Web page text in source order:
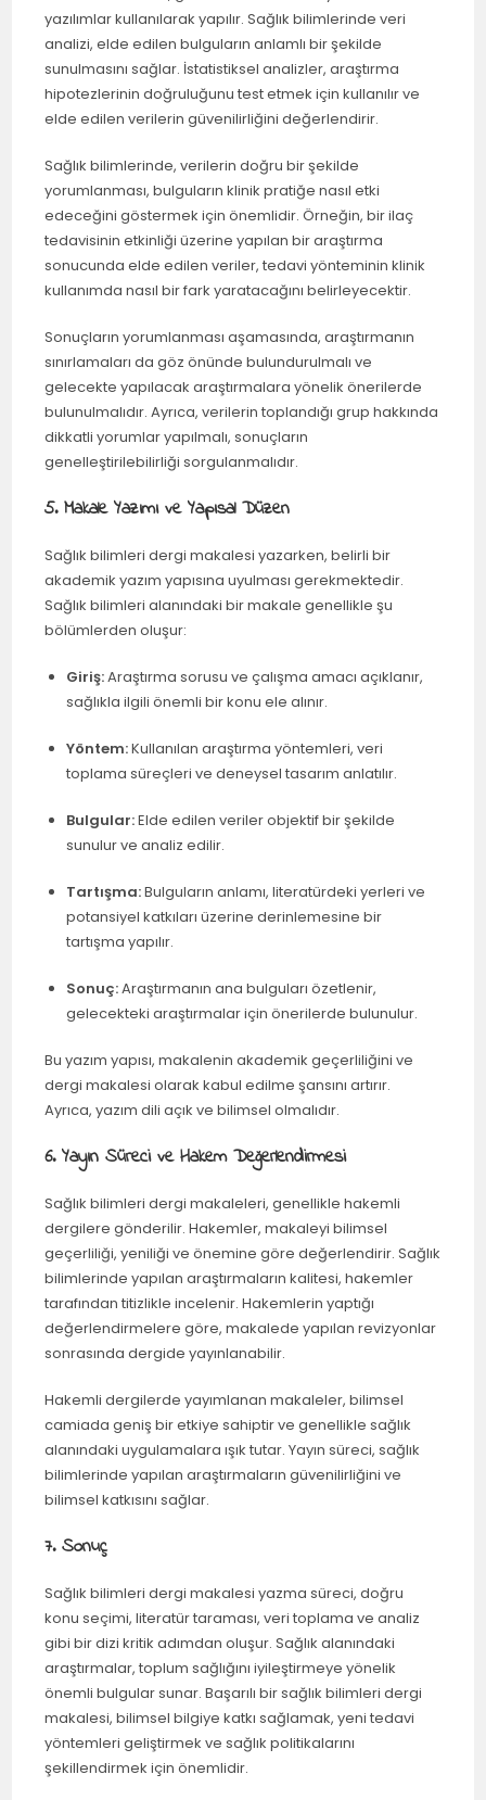
yazılımlar kullanılarak yapılır. Sağlık bilimlerinde veri
analizi, elde edilen bulguların anlamlı bir şekilde
sunulmasını sağlar. İstatistiksel analizler, araştırma
hipotezlerinin doğruluğunu test etmek için kullanılır ve
elde edilen verilerin güvenilirliğini değerlendirir.
Sağlık bilimlerinde, verilerin doğru bir şekilde
yorumlanması, bulguların klinik pratiğe nasıl etki
edeceğini göstermek için önemlidir. Örneğin, bir ilaç
tedavisinin etkinliği üzerine yapılan bir araştırma
sonucunda elde edilen veriler, tedavi yönteminin klinik
kullanımda nasıl bir fark yaratacağını belirleyecektir.
Sonuçların yorumlanması aşamasında, araştırmanın
sınırlamaları da göz önünde bulundurulmalı ve
gelecekte yapılacak araştırmalara yönelik önerilerde
bulunulmalıdır. Ayrıca, verilerin toplandığı grup hakkında
dikkatli yorumlar yapılmalı, sonuçların
genelleştirilebilirliği sorgulanmalıdır.
5. Makale Yazımı ve Yapısal Düzen
Sağlık bilimleri dergi makalesi yazarken, belirli bir
akademik yazım yapısına uyulması gerekmektedir.
Sağlık bilimleri alanındaki bir makale genellikle şu
bölümlerden oluşur:
Giriş:Araştırma sorusu ve çalışma amacı açıklanır,
sağlıkla ilgili önemli bir konu ele alınır.
Yöntem:Kullanılan araştırma yöntemleri, veri
toplama süreçleri ve deneysel tasarım anlatılır.
Bulgular:Elde edilen veriler objektif bir şekilde
sunulur ve analiz edilir.
Tartışma:Bulguların anlamı, literatürdeki yerleri ve
potansiyel katkıları üzerine derinlemesine bir
tartışma yapılır.
Sonuç:Araştırmanın ana bulguları özetlenir,
gelecekteki araştırmalar için önerilerde bulunulur.
Bu yazım yapısı, makalenin akademik geçerliliğini ve
dergi makalesi olarak kabul edilme şansını artırır.
Ayrıca, yazım dili açık ve bilimsel olmalıdır.
6. Yayın Süreci ve Hakem Değerlendirmesi
Sağlık bilimleri dergi makaleleri, genellikle hakemli
dergilere gönderilir. Hakemler, makaleyi bilimsel
geçerliliği, yeniliği ve önemine göre değerlendirir. Sağlık
bilimlerinde yapılan araştırmaların kalitesi, hakemler
tarafından titizlikle incelenir. Hakemlerin yaptığı
değerlendirmelere göre, makalede yapılan revizyonlar
sonrasında dergide yayınlanabilir.
Hakemli dergilerde yayımlanan makaleler, bilimsel
camiada geniş bir etkiye sahiptir ve genellikle sağlık
alanındaki uygulamalara ışık tutar. Yayın süreci, sağlık
bilimlerinde yapılan araştırmaların güvenilirliğini ve
bilimsel katkısını sağlar.
7. Sonuç
Sağlık bilimleri dergi makalesi yazma süreci, doğru
konu seçimi, literatür taraması, veri toplama ve analiz
gibi bir dizi kritik adımdan oluşur. Sağlık alanındaki
araştırmalar, toplum sağlığını iyileştirmeye yönelik
önemli bulgular sunar. Başarılı bir sağlık bilimleri dergi
makalesi, bilimsel bilgiye katkı sağlamak, yeni tedavi
yöntemleri geliştirmek ve sağlık politikalarını
şekillendirmek için önemlidir.